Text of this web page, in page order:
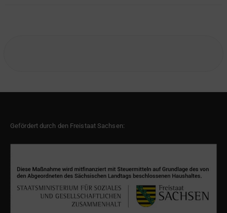
Gefördert durch den Freistaat Sachsen: